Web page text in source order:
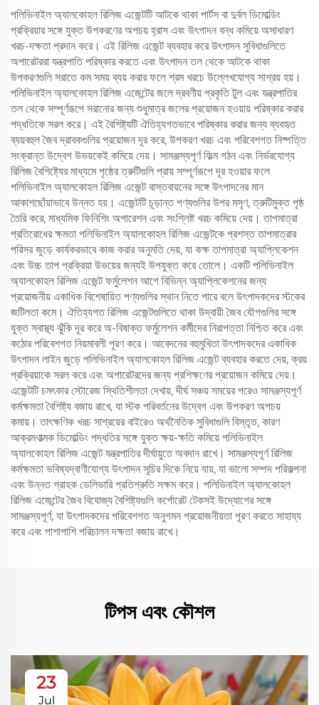
পলিভিনাইল অ্যালকোহল রিলিজ এজেন্টটি আটকে থাকা পার্টস বা দুর্বল ডিমোল্ডিং
প্রক্রিয়ার সঙ্গে যুক্ত উপকরণের অপচয় হ্রাস এবং উৎপাদন বন্ধ কমিয়ে অসাধারণ
খরচ-দক্ষতা প্রদান করে। এই রিলিজ এজেন্ট ব্যবহার করে উৎপাদন সুবিধাগুলিতে
অপারেটররা যন্ত্রপাতি পরিষ্কার করতে এবং উৎপাদন তল থেকে আটকে থাকা
উপকরণগুলি সরাতে কম সময় ব্যয় করার ফলে শ্রম খরচে উল্লেখযোগ্য সাশ্রয় হয়।
পলিভিনাইল অ্যালকোহল রিলিজ এজেন্টের জলে দ্রবণীয় প্রকৃতি টুল এবং যন্ত্রপাতির
তল থেকে সম্পূর্ণরূপে সরানোর জন্য শুধুমাত্র জলের প্রয়োজন হওয়ায় পরিষ্কার করার
পদ্ধতিকে সরল করে। এই বৈশিষ্ট্যটি ঐতিহ্যগতভাবে পরিষ্কার করার জন্য ব্যবহৃত
ব্যয়বহুল জৈব দ্রাবকগুলির প্রয়োজন দূর করে, উপকরণ খরচ এবং পরিবেশগত নিষ্পত্তি
সংক্রান্ত উদ্বেগ উভয়কেই কমিয়ে দেয়। সামঞ্জস্যপূর্ণ ফিল্ম গঠন এবং নির্ভরযোগ্য
রিলিজ বৈশিষ্ট্যের মাধ্যমে পৃষ্ঠের ত্রুটিগুলি প্রায় সম্পূর্ণরূপে দূর হওয়ার ফলে
পলিভিনাইল অ্যালকোহল রিলিজ এজেন্ট বাস্তবায়নের সঙ্গে উৎপাদনের মান
আকাশছোঁয়াভাবে উন্নত হয়। এজেন্টটি চূড়ান্ত পণ্যগুলির উপর মসৃণ, ত্রুটিমুক্ত পৃষ্ঠ
তৈরি করে, মাধ্যমিক ফিনিশিং অপারেশন এবং সংশ্লিষ্ট খরচ কমিয়ে দেয়। তাপমাত্রা
প্রতিরোধের ক্ষমতা পলিভিনাইল অ্যালকোহল রিলিজ এজেন্টকে প্রশস্ত তাপমাত্রার
পরিসর জুড়ে কার্যকরভাবে কাজ করার অনুমতি দেয়, যা কক্ষ তাপমাত্রা অ্যাপ্লিকেশন
এবং উচ্চ তাপ প্রক্রিয়া উভয়ের জন্যই উপযুক্ত করে তোলে। একটি পলিভিনাইল
অ্যালকোহল রিলিজ এজেন্ট ফর্মুলেশন আগে বিভিন্ন অ্যাপ্লিকেশনের জন্য
প্রয়োজনীয় একাধিক বিশেষায়িত পণ্যগুলির স্থান নিতে পারে বলে উৎপাদকদের স্টকের
জটিলতা কমে। ঐতিহ্যগত রিলিজ এজেন্টগুলিতে থাকা উদ্বায়ী জৈব যৌগগুলির সঙ্গে
যুক্ত স্বাস্থ্য ঝুঁকি দূর করে অ-বিষাক্ত ফর্মুলেশন কর্মীদের নিরাপত্তা নিশ্চিত করে এবং
কঠোর পরিবেশগত নিয়মাবলী পূরণ করে। আবেদনের বহুমুখিতা উৎপাদকদের একাধিক
উৎপাদন লাইন জুড়ে পলিভিনাইল অ্যালকোহল রিলিজ এজেন্ট ব্যবহার করতে দেয়, ক্রয়
প্রক্রিয়াকে সরল করে এবং অপারেটরদের জন্য প্রশিক্ষণের প্রয়োজন কমিয়ে দেয়।
এজেন্টটি চমৎকার স্টোরেজ স্থিতিশীলতা দেখায়, দীর্ঘ সঞ্চয় সময়ের পরেও সামঞ্জস্যপূর্ণ
কর্মক্ষমতা বৈশিষ্ট্য বজায় রাখে, যা স্টক পরিবর্তনের উদ্বেগ এবং উপকরণ অপচয়
কমায়। তাৎক্ষণিক খরচ সাশ্রয়ের বাইরেও অর্থনৈতিক সুবিধাগুলি বিস্তৃত, কারণ
আক্রমণাত্মক ডিমোল্ডিং পদ্ধতির সঙ্গে যুক্ত ক্ষয়-ক্ষতি কমিয়ে পলিভিনাইল
অ্যালকোহল রিলিজ এজেন্ট যন্ত্রপাতির দীর্ঘায়ুতে অবদান রাখে। সামঞ্জস্যপূর্ণ রিলিজ
কর্মক্ষমতা ভবিষ্যদ্বাণীযোগ্য উৎপাদন সূচির দিকে নিয়ে যায়, যা ভালো সম্পদ পরিকল্পনা
এবং উন্নত গ্রাহক ডেলিভারি প্রতিশ্রুতি সক্ষম করে। পলিভিনাইল অ্যালকোহল
রিলিজ এজেন্টের জৈব বিযোজ্য বৈশিষ্ট্যগুলি কর্পোরেট টেকসই উদ্যোগের সঙ্গে
সামঞ্জস্যপূর্ণ, যা উৎপাদকদের পরিবেশগত অনুগমন প্রয়োজনীয়তা পূরণ করতে সাহায্য
করে এবং পাশাপাশি পরিচালন দক্ষতা বজায় রাখে।
টিপস এবং কৌশল
23
Jul